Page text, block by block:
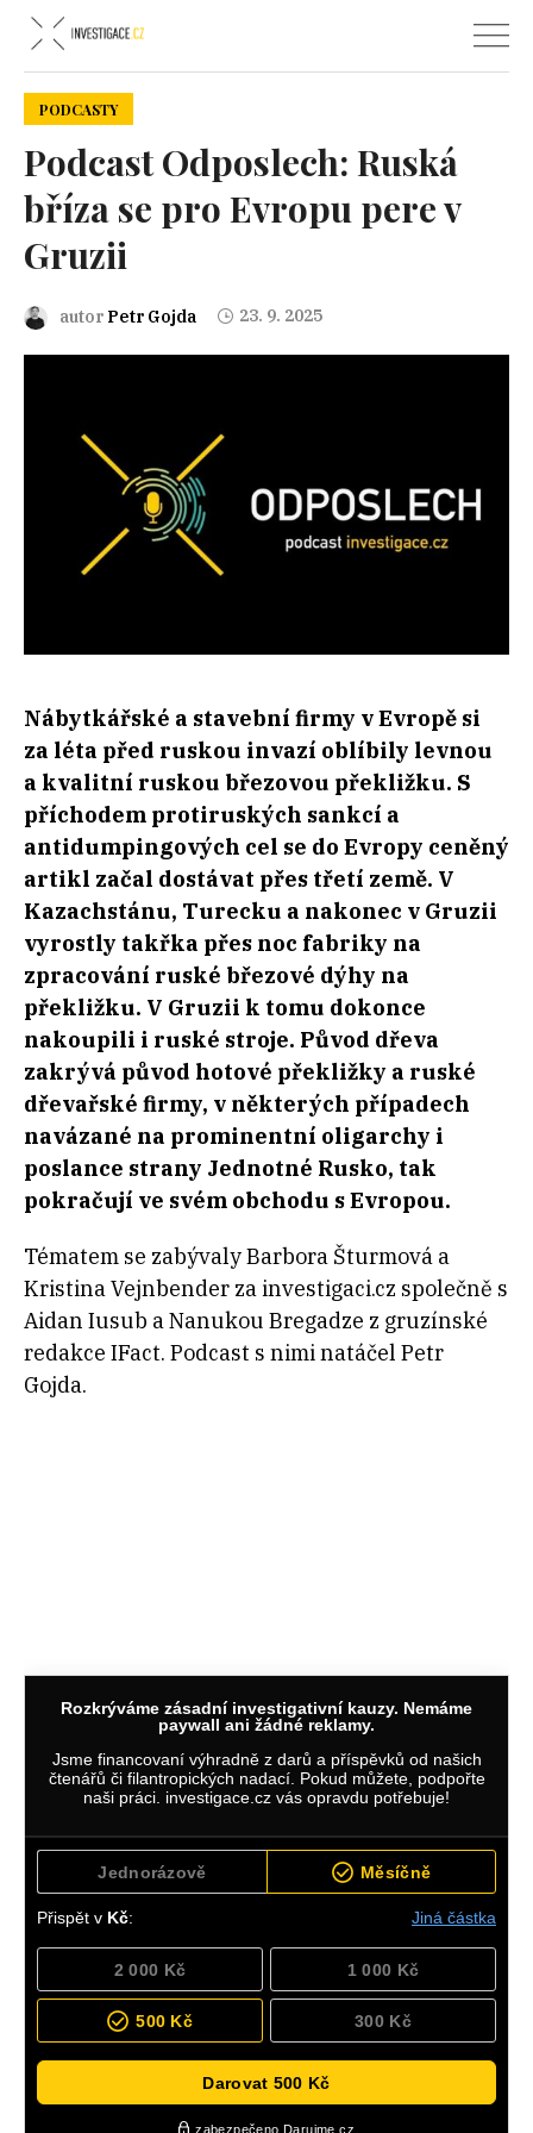
PODCASTY
Podcast Odposlech: Ruská
bříza se pro Evropu pere v
Gruzii
autor Petr Gojda 23. 9. 2025
Nábytkářské a stavební firmy v Evropě si
za léta před ruskou invazí oblíbily levnou
a kvalitní ruskou březovou překližku. S
příchodem protiruských sankcí a
antidumpingových cel se do Evropy ceněný
artikl začal dostávat přes třetí země. V
Kazachstánu, Turecku a nakonec v Gruzii
vyrostly takřka přes noc fabriky na
zpracování ruské březové dýhy na
překližku. V Gruzii k tomu dokonce
nakoupili i ruské stroje. Původ dřeva
zakrývá původ hotové překližky a ruské
dřevařské firmy, v některých případech
navázané na prominentní oligarchy i
poslance strany Jednotné Rusko, tak
pokračují ve svém obchodu s Evropou.
Tématem se zabývaly Barbora Šturmová a
Kristina Vejnbender za investigaci.cz společně s
Aidan Iusub a Nanukou Bregadze z gruzínské
redakce IFact. Podcast s nimi natáčel Petr
Gojda.